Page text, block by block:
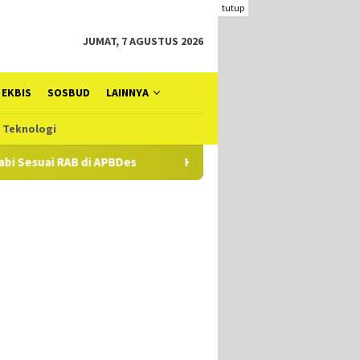
tutup
JUMAT, 7 AGUSTUS 2026
EKBIS SOSBUD LAINNYA
Teknologi
di APBDes Hampir Setahun Jaksa Tangani Dugaan